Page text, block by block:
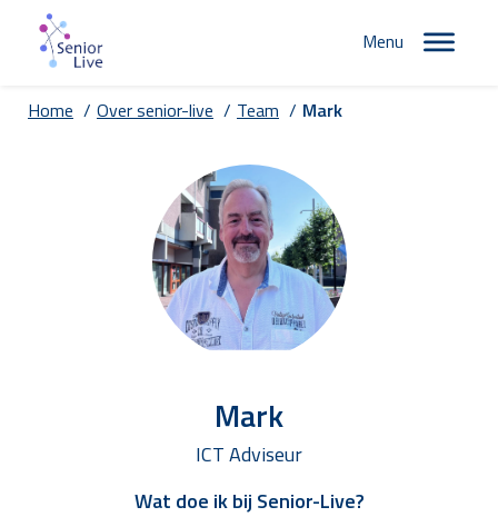
Menu
Home / Over senior-live / Team / Mark
Mark
ICT Adviseur
Wat doe ik bij Senior-Live?